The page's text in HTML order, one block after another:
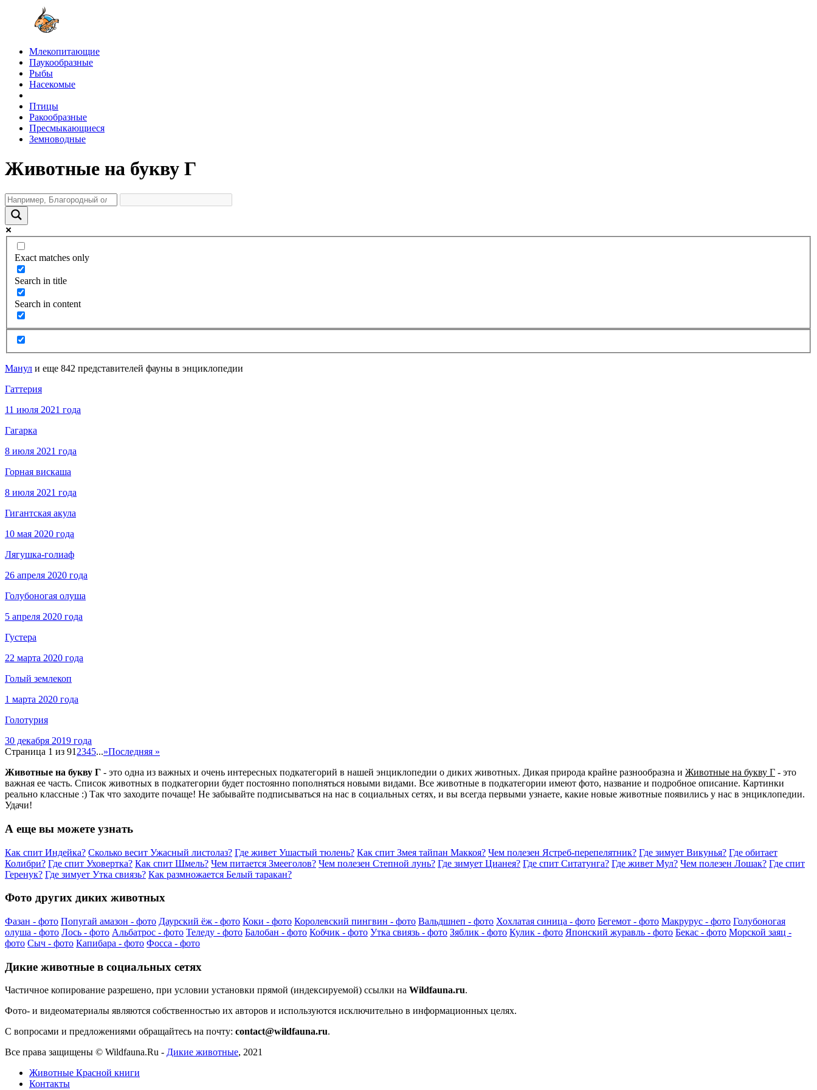
Млекопитающие
Паукообразные
Рыбы
Насекомые
Птицы
Ракообразные
Пресмыкающиеся
Земноводные
Животные на букву Г
Exact matches only
Search in title
Search in content
Манул и еще 842 представителей фауны в энциклопедии
Гаттерия
11 июля 2021 года
Гагарка
8 июля 2021 года
Горная вискаша
8 июля 2021 года
Гигантская акула
10 мая 2020 года
Лягушка-голиаф
26 апреля 2020 года
Голубоногая олуша
5 апреля 2020 года
Густера
22 марта 2020 года
Голый землекоп
1 марта 2020 года
Голотурия
30 декабря 2019 года
Страница 1 из 91 2345...»Последняя »
Животные на букву Г - это одна из важных и очень интересных подкатегорий в нашей энциклопедии о диких животных. Дикая природа крайне разнообразна и Животные на букву Г - это
важная ее часть. Список животных в подкатегории будет постоянно пополняться новыми видами. Все животные в подкатегории имеют фото, название и подробное описание. Картинки
реально классные :) Так что заходите почаще! Не забывайте подписываться на нас в социальных сетях, и вы всегда первыми узнаете, какие новые животные появились у нас в энциклопедии.
Удачи!
А еще вы можете узнать
Как спит Индейка? Сколько весит Ужасный листолаз? Где живет Ушастый тюлень? Как спит Змея тайпан Маккоя? Чем полезен Ястреб-перепелятник? Где зимует Викунья? Где обитает
Колибри? Где спит Уховертка? Как спит Шмель? Чем питается Змееголов? Чем полезен Степной лунь? Где зимует Цианея? Где спит Ситатунга? Где живет Мул? Чем полезен Лошак? Где спит
Геренук? Где зимует Утка свиязь? Как размножается Белый таракан?
Фото других диких животных
Фазан - фото Попугай амазон - фото Даурский ёж - фото Коки - фото Королевский пингвин - фото Вальдшнеп - фото Хохлатая синица - фото Бегемот - фото Макрурус - фото Голубоногая
олуша - фото Лось - фото Альбатрос - фото Теледу - фото Балобан - фото Кобчик - фото Утка свиязь - фото Зяблик - фото Кулик - фото Японский журавль - фото Бекас - фото Морской заяц -
фото Сыч - фото Капибара - фото Фосса - фото
Дикие животные в социальных сетях
Частичное копирование разрешено, при условии установки прямой (индексируемой) ссылки на Wildfauna.ru.
Фото- и видеоматериалы являются собственностью их авторов и используются исключительно в информационных целях.
С вопросами и предложениями обращайтесь на почту: contact@wildfauna.ru.
Все права защищены © Wildfauna.Ru - Дикие животные, 2021
Животные Красной книги
Контакты